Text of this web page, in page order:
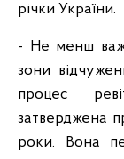
річки України.
- Не менш
зони
процес
затверджена
роки. Вона